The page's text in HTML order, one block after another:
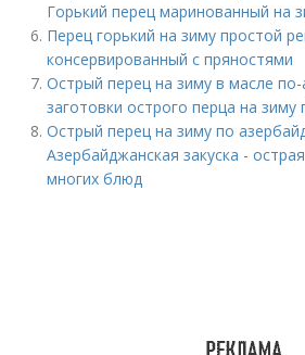
Горький перец маринованный на
Перец горький на зиму простой
консервированный с пряностями
Острый перец на зиму в масле
заготовки острого перца на зиму
Острый перец на зиму по
Азербайджанская закуска -
многих блюд